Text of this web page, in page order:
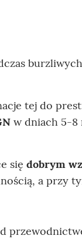
tej do
w dniach 5-8
się dobrym
a przy